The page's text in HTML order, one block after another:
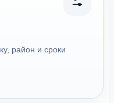
район и сроки